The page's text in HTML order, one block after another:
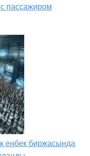
пассажиром
еңбек биржасында